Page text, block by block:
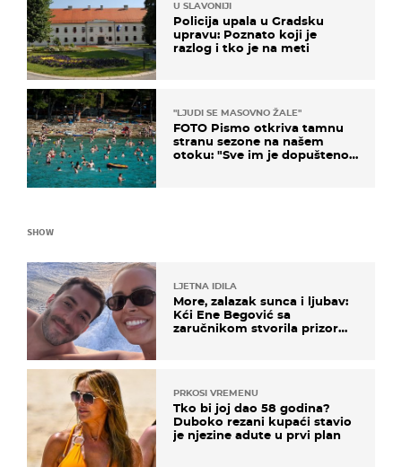
U SLAVONIJI
Policija upala u Gradsku
upravu: Poznato koji je
razlog i tko je na meti
"LJUDI SE MASOVNO ŽALE"
FOTO Pismo otkriva tamnu
stranu sezone na našem
otoku: "Sve im je dopušteno!
SHOW
LJETNA IDILA
More, zalazak sunca i ljubav:
Kći Ene Begović sa
zaručnikom stvorila prizor
PRKOSI VREMENU
Tko bi joj dao 58 godina?
Duboko rezani kupaći stavio
je njezine adute u prvi plan